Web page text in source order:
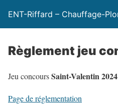
ENT-Riffard – Chauffage-
Règlement jeu
Jeu concoursSaint-Valentin 2024
Page de réglementation